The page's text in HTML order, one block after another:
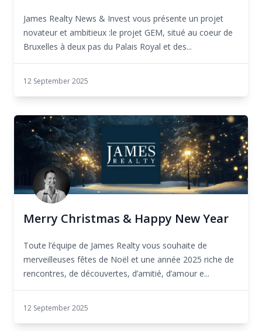
James Realty News & Invest vous présente un projet
novateur et ambitieux :le projet GEM, situé au coeur de
Bruxelles à deux pas du Palais Royal et des...
12 September 2025
Merry Christmas & Happy New Year
Toute l’équipe de James Realty vous souhaite de
merveilleuses fêtes de Noël et une année 2025 riche de
rencontres, de découvertes, d’amitié, d’amour e...
12 September 2025